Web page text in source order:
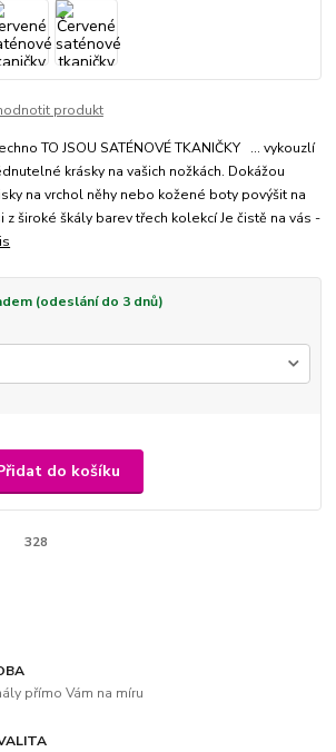
produkt
TO JSOU SATÉNOVÉ TKANIČKY ... vykouzlí
krásky na vašich nožkách. Dokážou
na vrchol něhy nebo kožené boty povýšit na
široké škály barev třech kolekcí Je čistě na vás -
(odeslání do 3 dnů)
do košíku
328
přímo Vám na míru